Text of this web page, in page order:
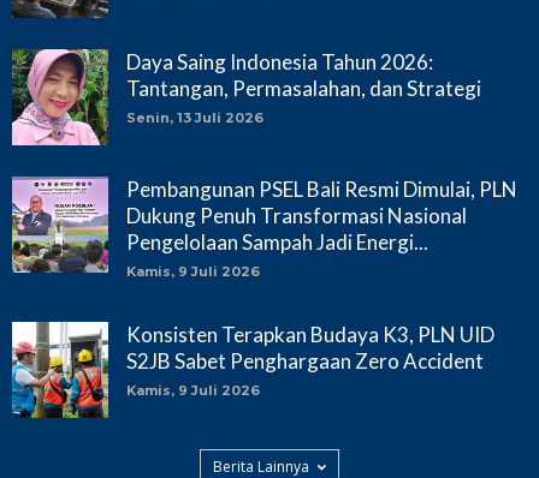
Daya Saing Indonesia Tahun 2026:
Tantangan, Permasalahan, dan Strategi
Senin, 13 Juli 2026
Pembangunan PSEL Bali Resmi Dimulai, PLN
Dukung Penuh Transformasi Nasional
Pengelolaan Sampah Jadi Energi...
Kamis, 9 Juli 2026
Konsisten Terapkan Budaya K3, PLN UID
S2JB Sabet Penghargaan Zero Accident
Kamis, 9 Juli 2026
Berita Lainnya